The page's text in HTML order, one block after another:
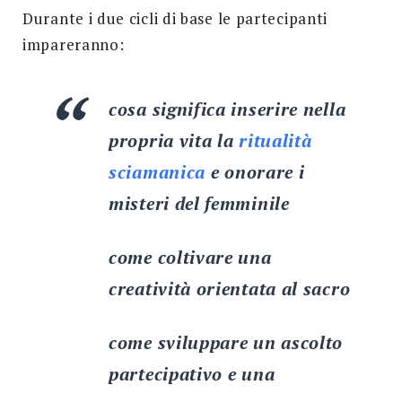
Durante i due cicli di base le partecipanti
impareranno:
cosa significa inserire nella
propria vita laritualità
sciamanica e onorare i
misteri del femminile
come coltivare una
creatività orientata al sacro
come sviluppare un ascolto
partecipativo e una